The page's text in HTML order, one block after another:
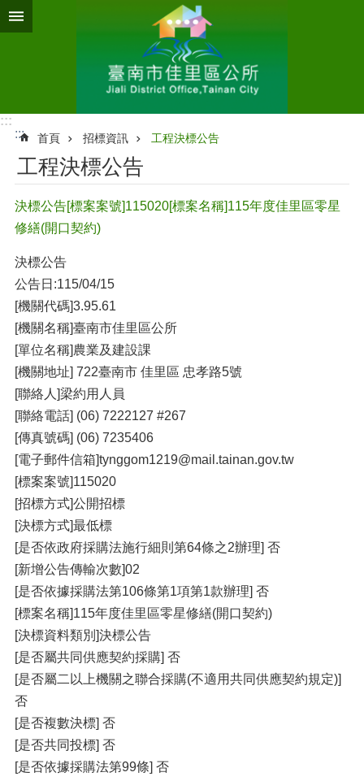
跳到主要內容區塊
:::
:::
首頁 招標資訊 工程決標公告
工程決標公告
決標公告[標案案號]115020[標案名稱]115年度佳里區零星
修繕(開口契約)
決標公告
公告日:115/04/15
[機關代碼]3.95.61
[機關名稱]臺南市佳里區公所
[單位名稱]農業及建設課
[機關地址] 722臺南市 佳里區 忠孝路5號
[聯絡人]梁約用人員
[聯絡電話] (06) 7222127 #267
[傳真號碼] (06) 7235406
[電子郵件信箱]tynggom1219@mail.tainan.gov.tw
[標案案號]115020
[招標方式]公開招標
[決標方式]最低標
[是否依政府採購法施行細則第64條之2辦理] 否
[新增公告傳輸次數]02
[是否依據採購法第106條第1項第1款辦理] 否
[標案名稱]115年度佳里區零星修繕(開口契約)
[決標資料類別]決標公告
[是否屬共同供應契約採購] 否
[是否屬二以上機關之聯合採購(不適用共同供應契約規定)]
否
[是否複數決標] 否
[是否共同投標] 否
[是否依據採購法第99條] 否